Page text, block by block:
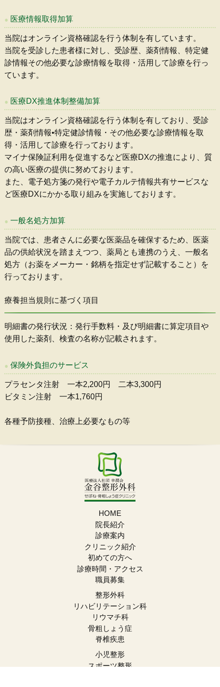
医療情報取得加算
当院はオンライン資格確認を行う体制を有しています。
当院を受診した患者様に対し、受診歴、薬剤情報、特定健
診情報その他必要な診療情報を取得・活用して診療を行っ
ています。
医療DX推進体制整備加算
当院はオンライン資格確認を行う体制を有しており、受診
歴・薬剤情報•特定健診情報・その他必要な診療情報を取
得・活用して診療を行っております。
マイナ保険証利用を促進するなど医療DXの推進により、質
の高い医療の提供に努めております。
また、電子処方箋の発行や電子カルテ情報共有サービスな
ど医療DXにかかる取り組みを実施しております。
一般名処方加算
当院では、患者さんに必要な医薬品を確保するため、医薬
品の供給状況を踏まえつつ、薬局とも連携のうえ、一般名
処方（お薬をメーカー・銘柄を指定せず記載すること）を
行っております。
療養担当規則に基づく項目
明細書の発行状況：発行手数料・及び明細書に算定項目や
使用した薬剤、検査の名称が記載されます。
保険外負担のサービス
プラセンタ注射 一本2,200円 二本3,300円
ビタミン注射 一本1,760円
各種予防接種、治療上必要なもの等
HOME
院長紹介
診療案内
クリニック紹介
初めての方へ
診療時間・アクセス
職員募集
整形外科
リハビリテーション科
リウマチ科
骨粗しょう症
脊椎疾患
小児整形
スポーツ整形